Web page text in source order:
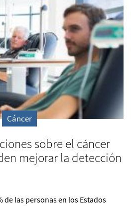
Cáncer
sobre el cáncer
mejorar la detección
de las personas en los Estados